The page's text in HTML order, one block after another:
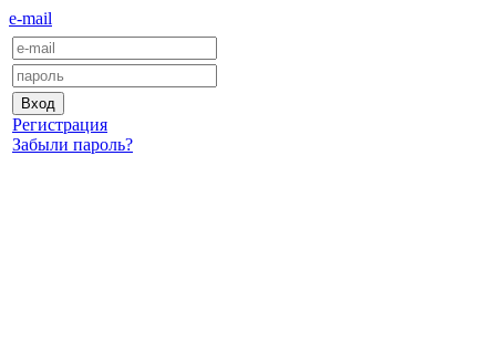
e-mail
Регистрация
Забыли пароль?